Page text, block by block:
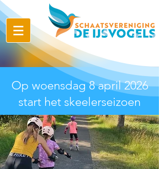
Op woensdag 8 april 2026
start het skeelerseizoen